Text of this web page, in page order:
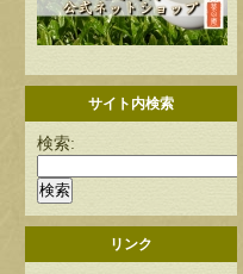
サイト内検索
検索:
リンク